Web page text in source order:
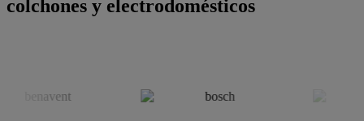
colchones y electrodomésticos